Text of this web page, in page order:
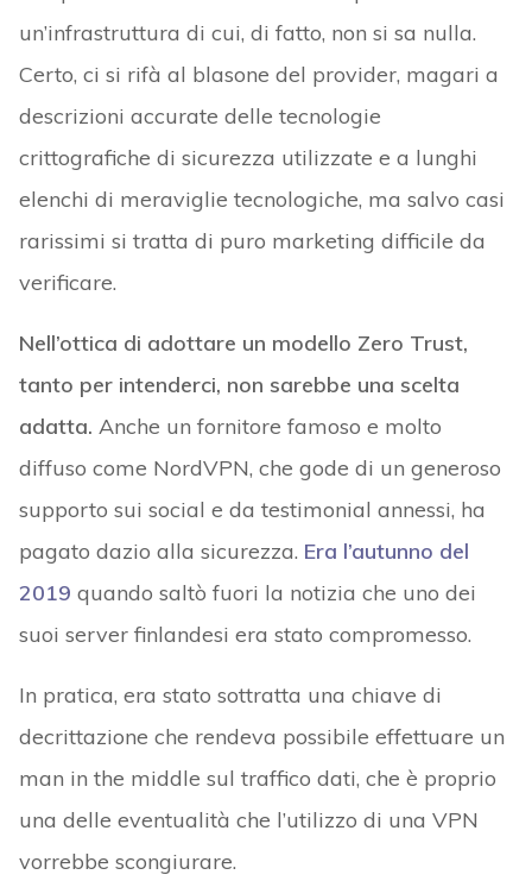
un’infrastruttura di cui, di fatto, non si sa nulla.
Certo, ci si rifà al blasone del provider, magari a
descrizioni accurate delle tecnologie
crittografiche di sicurezza utilizzate e a lunghi
elenchi di meraviglie tecnologiche, ma salvo casi
rarissimi si tratta di puro marketing difficile da
verificare.
Nell’ottica di adottare un modello Zero Trust,
tanto per intenderci, non sarebbe una scelta
adatta. Anche un fornitore famoso e molto
diffuso come NordVPN, che gode di un generoso
supporto sui social e da testimonial annessi, ha
pagato dazio alla sicurezza. Era l’autunno del
2019 quando saltò fuori la notizia che uno dei
suoi server finlandesi era stato compromesso.
In pratica, era stato sottratta una chiave di
decrittazione che rendeva possibile effettuare un
man in the middle sul traffico dati, che è proprio
una delle eventualità che l’utilizzo di una VPN
vorrebbe scongiurare.